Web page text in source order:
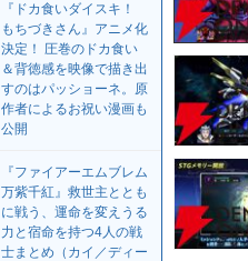
『ドカ食いダイスキ！
もちづきさん』アニメ化
決定！ 圧巻のドカ食い
＆背徳感を映像で描き出
すのはパッショーネ。原
作者によるお祝い漫画も
公開
『ファイアーエムブレム
万紫千紅』救世主ととも
に戦う、運命を変えうる
力と宿命を持つ4人の戦
士まとめ（カイ／ディー